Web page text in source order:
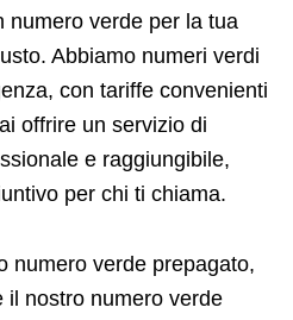
numero verde per la tua
Abbiamo numeri verdi
con tariffe convenienti
offrire un servizio di
e raggiungibile,
per chi ti chiama.
numero verde prepagato,
il nostro numero verde